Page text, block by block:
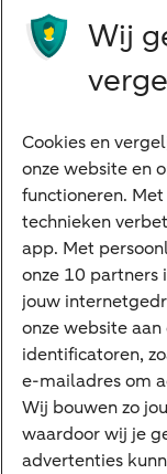
Advocaten
Diensten
VraagHugo
Corporate
Tikkie zakelijk
Cyber Veilig
Private
Interessant
Sectoren &
Wij
Cookies en
onze website en
functioneren.
technieken
app. Met
onze 10 partners
jouw
onze website
identificatoren,
e-mailadres om
Wij bouwen zo
waardoor wij je
advertenties